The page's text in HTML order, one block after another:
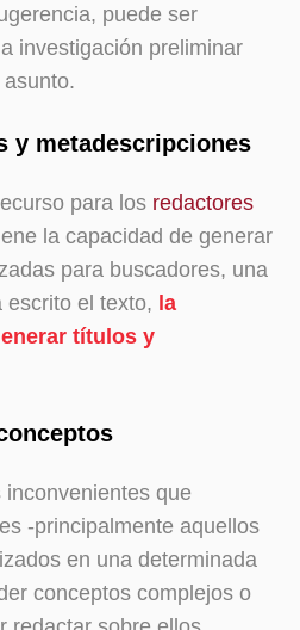
puede ser
investigación preliminar
y metadescripciones
para los redactores
la capacidad de generar
para buscadores, una
escrito el texto, la
títulos y
que
-principalmente aquellos
en una determinada
conceptos complejos o